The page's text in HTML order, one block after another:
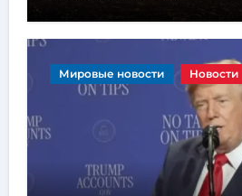
Мировые новости Новости